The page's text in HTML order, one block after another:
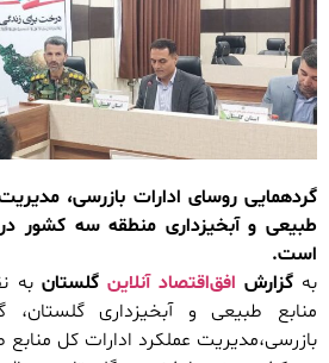
گردهمایی روسای ادارات بازرسی،
طبیعی و آبخیزداری منطقه سه کشور
است.
به گزارش افق‌اقتصاد آنلاین گلستان به
منابع طبیعی و آبخیزداری گلستان،
بازرسی،مدیریت عملکرد ادارات کل